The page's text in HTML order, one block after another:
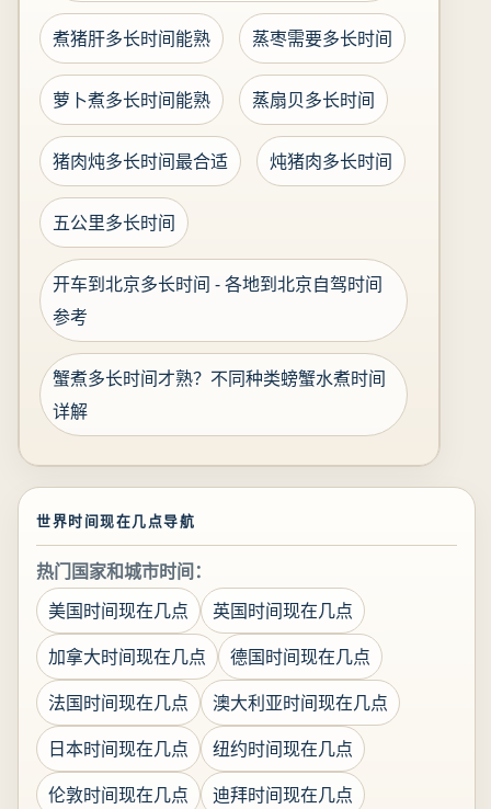
煮猪肝多长时间能熟 蒸枣需要多长时间
萝卜煮多长时间能熟 蒸扇贝多长时间
猪肉炖多长时间最合适 炖猪肉多长时间
五公里多长时间
开车到北京多长时间 - 各地到北京自驾时间
参考
蟹煮多长时间才熟？不同种类螃蟹水煮时间
详解
世界时间现在几点导航
热门国家和城市时间：
美国时间现在几点
英国时间现在几点
加拿大时间现在几点
德国时间现在几点
法国时间现在几点
澳大利亚时间现在几点
日本时间现在几点
纽约时间现在几点
伦敦时间现在几点
迪拜时间现在几点